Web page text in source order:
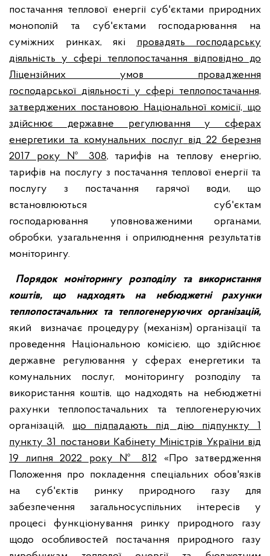
постачання теплової енергії суб'єктами природних
монополій та суб'єктами господарювання на
суміжних ринках, які провадять господарську
діяльність у сфері
теплопостачання відповідно до
Ліцензійних умов провадження
господарської діяльності у сфері теплопостачання,
затверджених постановою Національної комісії, що
здійснює державне регулювання у сферах
енергетики та комунальних послуг від 22 березня
2017 року № 308, тарифів на теплову енергію,
тарифів на послугу з постачання теплової енергії та
послугу з постачання гарячої води, що
встановлюються суб'єктам
господарювання уповноваженими органами,
обробки, узагальнення і оприлюднення результатів
моніторингу.
Порядок моніторингу розподілу та використання
коштів, що надходять на небюджетні рахунки
теплопостачальних та теплогенеруючихорганізацій,
який
визначає процедуру (механізм) організації та
проведення Національною комісією, що здійснює
державне регулювання у сферах енергетики та
комунальних послуг, моніторингу розподілу та
використання коштів, що надходять на небюджетні
рахунки теплопостачальних та теплогенеруючих
організацій, що підпадають під дію підпункту 1
пункту 31 постанови Кабінету Міністрів України від
19 липня 2022 року № 812 «Про затвердження
Положення про покладення спеціальних обов'язків
на суб'єктів ринку природного газу для
забезпечення загальносуспільних інтересів у
процесі функціонування ринку природного газу
щодо особливостей постачання природного газу